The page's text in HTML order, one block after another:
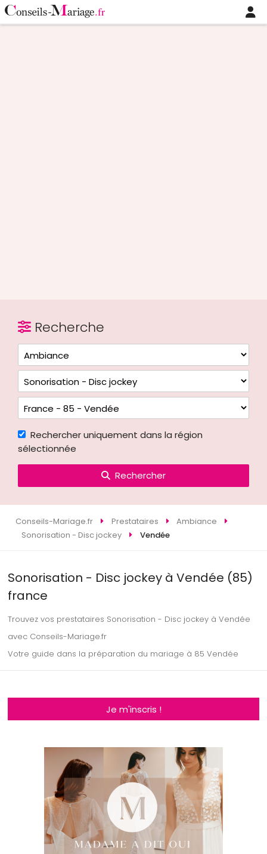
Recherche
Rechercher uniquement dans la région
sélectionnée
Rechercher
Conseils-Mariage.fr Prestataires
Ambiance
Sonorisation - Disc jockey
Vendée
Sonorisation - Disc jockey à Vendée (85)
france
Trouvez vos prestataires Sonorisation - Disc jockey à Vendée
avec Conseils-Mariage.fr
Votre guide dans la préparation du mariage à 85 Vendée
Je m'inscris !